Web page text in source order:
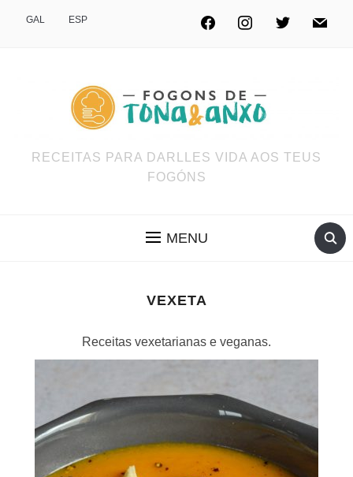
GAL ESP
RECEITAS PARA DARLLES VIDA AOS TEUS
FOGÓNS
MENU
VEXETA
Receitas vexetarianas e veganas.